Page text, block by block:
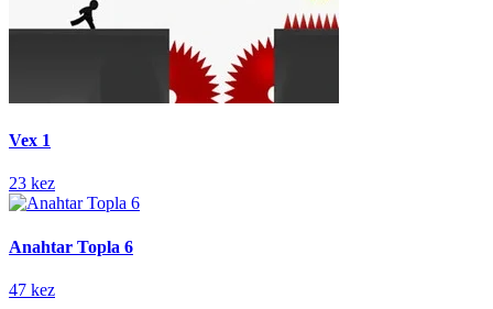
Vex 1
23 kez
Anahtar Topla 6
47 kez